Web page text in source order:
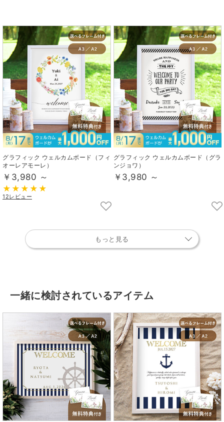
グラフィック ウェルカムボード（フィ
オーレアモーレ）
￥3,980 ～
12レビュー
グラフィック ウェルカムボード（グラ
ンジョワ）
￥3,980 ～
もっと見る
一緒に検討されているアイテム